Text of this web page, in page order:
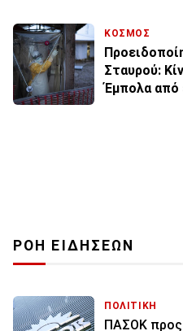
ΚΟΣΜΟΣ
Σταυρού:
Έμπολα από
ΡΟΗ ΕΙΔΗΣΕΩΝ
ΠΟΛΙΤΙΚΗ
ΠΑΣΟΚ